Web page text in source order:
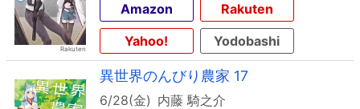
Amazon
Rakuten
Yahoo!
Yodobashi
異世界のんびり農家 17
6/28(金) 内藤 騎之介